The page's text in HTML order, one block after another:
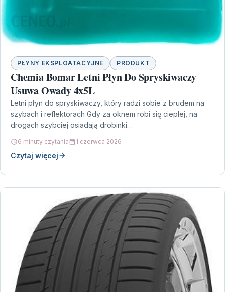
PŁYNY EKSPLOATACYJNE PRODUKT
Chemia Bomar Letni Płyn Do Spryskiwaczy
Usuwa Owady 4x5L
Letni płyn do spryskiwaczy, który radzi sobie z brudem na
szybach i reflektorach Gdy za oknem robi się cieplej, na
drogach szybciej osiadają drobinki…
6 minuty czytania 1 czerwca 2026
Czytaj więcej